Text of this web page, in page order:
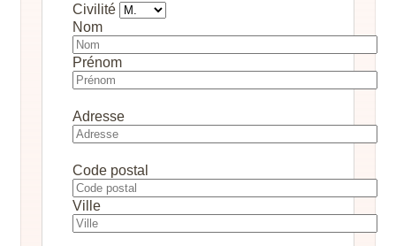
Civilité
Nom
Prénom
Adresse
Code postal
Ville